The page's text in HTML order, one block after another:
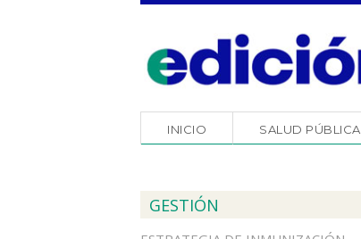
INICIO SALUD PÚBLICA
GESTIÓN